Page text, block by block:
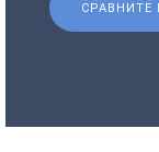
СРАВНИТЕ